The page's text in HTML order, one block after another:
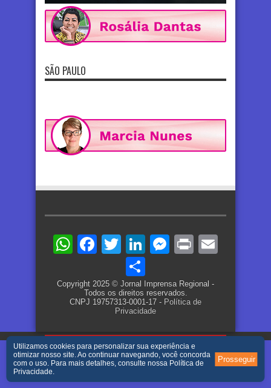
SÃO PAULO
WhatsApp
Facebook
TwitterLinkedIn
Messenger
Print
Copyright 2025 © Jornal Imprensa Regional -
Todos os direitos reservados.
CNPJ 19757313-0001-17 - Política de
Privacidade
Utilizamos cookies para personalizar sua experiência e
otimizar nosso site. Ao continuar navegando, você concorda
com o uso. Para mais detalhes, consulte nossa Política de
Privacidade.
Prosseguir